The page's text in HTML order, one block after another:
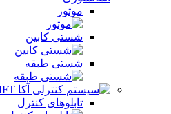
موتور
شستی کابین
شستی طبقه
تابلوهای کنترل